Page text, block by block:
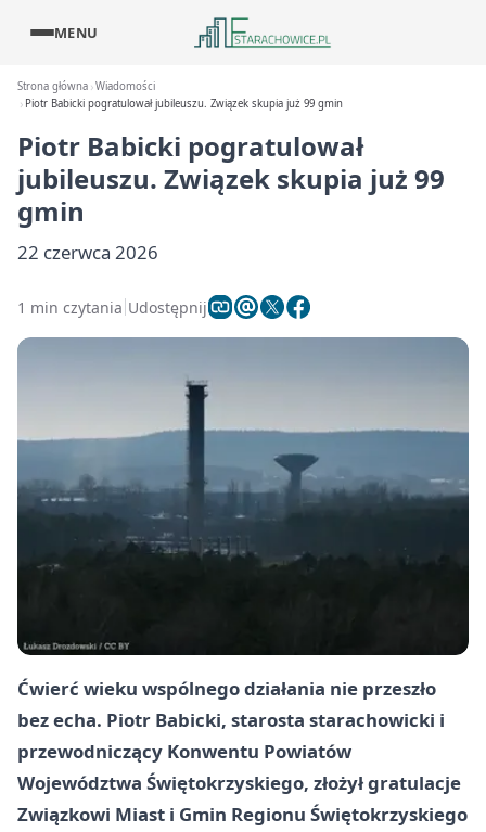
MENU
Strona główna Wiadomości
Piotr Babicki pogratulował jubileuszu. Związek skupia już 99 gmin
Piotr Babicki pogratulował
jubileuszu. Związek skupia już 99
gmin
22 czerwca 2026
1 min czytania Udostępnij
Ćwierć wieku wspólnego działania nie przeszło
bez echa. Piotr Babicki, starosta starachowicki i
przewodniczący Konwentu Powiatów
Województwa Świętokrzyskiego, złożył gratulacje
Związkowi Miast i Gmin Regionu Świętokrzyskiego